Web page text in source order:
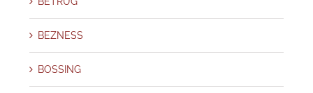
BEZNESS
BOSSING